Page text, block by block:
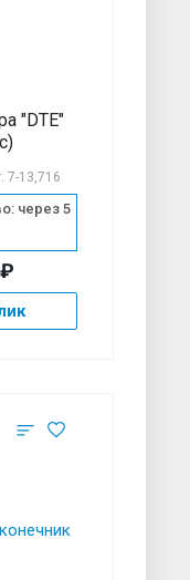
"DTE"
7-13,716
через 5